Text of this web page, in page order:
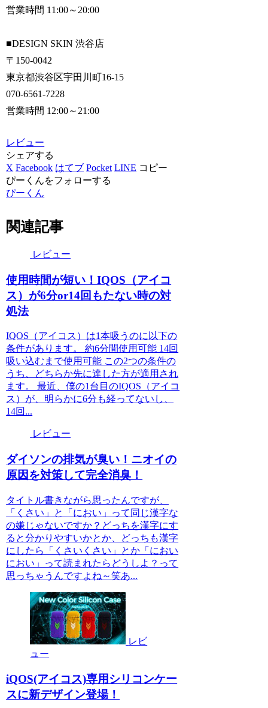
営業時間 11:00～20:00
■DESIGN SKIN 渋谷店
〒150-0042
東京都渋谷区宇田川町16-15
070-6561-7228
営業時間 12:00～21:00
レビュー
シェアする
X Facebook はてブ Pocket LINE コピー
ぴーくんをフォローする
ぴーくん
関連記事
レビュー
使用時間が短い！IQOS（アイコ
ス）が6分or14回もたない時の対
処法
IQOS（アイコス）は1本吸うのに以下の
条件があります。 約6分間使用可能 14回
吸い込むまで使用可能 この2つの条件の
うち、どちらか先に達した方が適用され
ます。 最近、僕の1台目のIQOS（アイコ
ス）が、明らかに6分も経ってないし、
14回...
レビュー
ダイソンの排気が臭い！ニオイの
原因を対策して完全消臭！
タイトル書きながら思ったんですが、
「くさい」と「におい」って同じ漢字な
の嫌じゃないですか？どっちを漢字にす
ると分かりやすいかとか、どっちも漢字
にしたら「くさいくさい」とか「におい
におい」って読まれたらどうしよ？って
思っちゃうんですよね～笑あ...
レビ
ュー
iQOS(アイコス)専用シリコンケー
スに新デザイン登場！